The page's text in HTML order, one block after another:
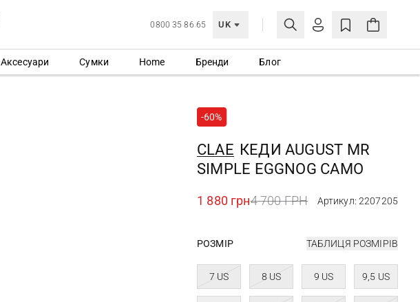
0800 35 86 65 UK
МОЯ ОБЛІКІВКА
СТВОРИТИ ОБЛІКІВКУ
Аксесуари Сумки Home Бренди Блог
-60%
CLAE КЕДИ AUGUST MR
SIMPLE EGGNOG CAMO
1 880 грн4 700 ГРН Артикул: 2207205
РОЗМІР ТАБЛИЦЯ РОЗМІРІВ
7 US 8 US 9 US 9,5 US